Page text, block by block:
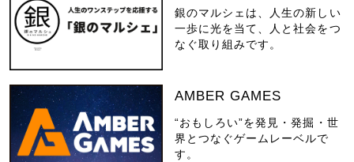
銀のマルシェは、人生の新しい
一歩に光を当て、人と社会をつ
なぐ取り組みです。
AMBER GAMES
“おもしろい”を発見・発掘・世
界とつなぐゲームレーベルで
す。